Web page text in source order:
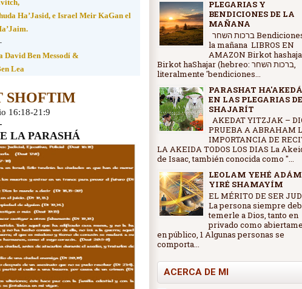
Ha’Jasid, e Israel Meir KaGan el
-
David Ben Messodí &
Lea
SHOFTIM
16:18-21:9
-
LA PARASHÁ
PLEGARIAS Y
BENDICIONES DE LA
MAÑANA
la mañana LIBROS EN
AMAZON Birkot
Birkot haShajar (hebreo: ברכות השחר,
literalmente 'bendiciones...
PARASHAT
EN LAS PLEGARIAS DE
SHAJARÍT
AKEDAT YITZJAK –
PRUEBA A ABRAHAM
IMPORTANCIA DE
LA AKEIDA TODOS LOS DIAS La
de Isaac, también conocida como "...
LEOLAM YEHÉ ADÁM
YIRÉ SHAMAYÍM
EL MÉRITO DE SER
La persona siempre
temerle a Dios, tanto en
privado como
en público, 1 Algunas personas se
comporta...
ACERCA DE MI